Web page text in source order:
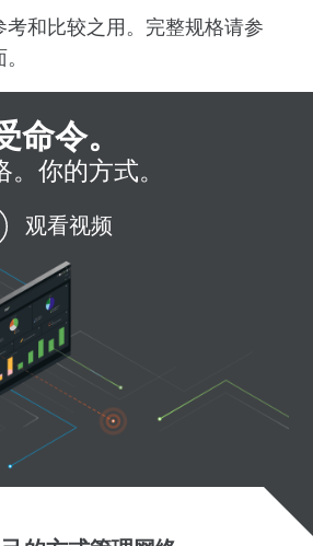
和比较之用。完整规格请参
命令。
你的方式。
观看视频